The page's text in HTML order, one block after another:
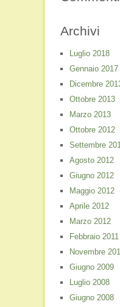
Archivi
Luglio 2018
Gennaio 2017
Dicembre
Ottobre 2013
Marzo 2013
Ottobre 2012
Settembre
Agosto 2012
Giugno 2012
Maggio 2012
Aprile 2012
Marzo 2012
Febbraio 2011
Novembre
Giugno 2009
Luglio 2008
Giugno 2008